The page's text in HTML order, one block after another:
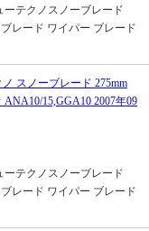
テクノスノーブレード
レード ワイパー ブレード
スノーブレード 275mm
15,GGA10 2007年09
テクノスノーブレード
レード ワイパー ブレード